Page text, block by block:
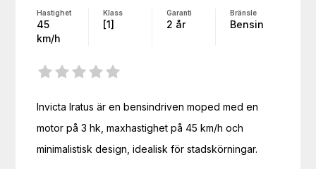
Hastighet
45
km/h
Klass
[1]
Garanti
2 år
Bränsle
Bensin
Invicta Iratus är en bensindriven moped med en
motor på 3 hk, maxhastighet på 45 km/h och
minimalistisk design, idealisk för stadskörningar.